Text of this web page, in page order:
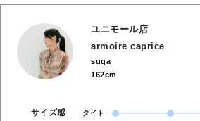
ユニモール店
armoire caprice
suga
162cm
サイズ感 タイト